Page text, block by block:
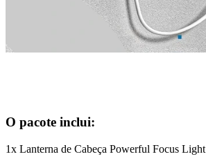
O pacote inclui:
1x Lanterna de Cabeça Powerful Focus Light